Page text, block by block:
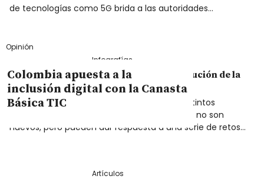
de tecnologías como 5G brida a las autoridades…
Opinión
Colombia apuesta a la
inclusión digital con la Canasta
Básica TIC
Infografías
Redes de alojamiento neutrales: ¿la evolución de la
conectividad inalámbrica?
Los modelos de compartición para alojar distintos
operadores en infraestructuras compartidas no son
nuevos, pero pueden dar respuesta a una serie de retos…
Artículos